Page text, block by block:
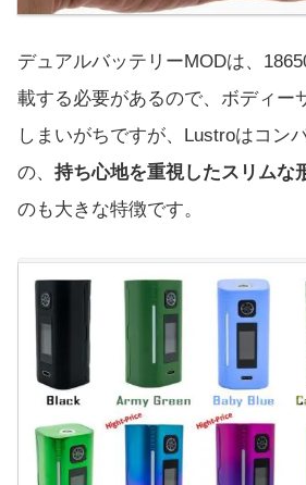
デュアルバッテリーMODは、
載する必要があるので、ボディー
しまいがちですが、Lustroはコン
の、 持ち心地を重視したスリムな
のも大きな特徴です。